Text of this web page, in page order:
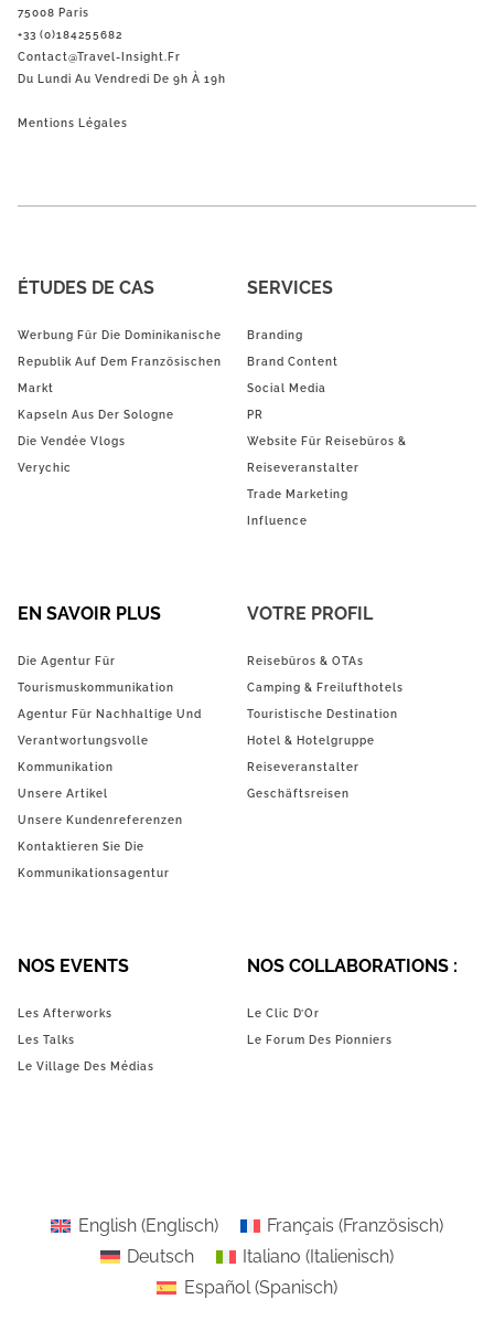
75008 Paris
+33 (0)184255682
Contact@Travel-Insight.fr
Du Lundi Au Vendredi De 9h À 19h
Mentions Légales
ÉTUDES DE CAS
Werbung Für Die Dominikanische
Republik Auf Dem Französischen
Markt
Kapseln Aus Der Sologne
Die Vendée Vlogs
Verychic
SERVICES
Branding
Brand Content
Social Media
PR
Website Für Reisebüros &
Reiseveranstalter
Trade Marketing
Influence
EN SAVOIR PLUS
Die Agentur Für
Tourismuskommunikation
Agentur Für Nachhaltige Und
Verantwortungsvolle
Kommunikation
Unsere Artikel
Unsere Kundenreferenzen
Kontaktieren Sie Die
Kommunikationsagentur
VOTRE PROFIL
Reisebüros & OTAs
Camping & Freilufthotels
Touristische Destination
Hotel & Hotelgruppe
Reiseveranstalter
Geschäftsreisen
NOS EVENTS
Les Afterworks
Les Talks
Le Village Des Médias
NOS COLLABORATIONS :
Le Clic D’Or
Le Forum Des Pionniers
English(Englisch) Français (Französisch)
Deutsch
Italiano (Italienisch)
Español(Spanisch)